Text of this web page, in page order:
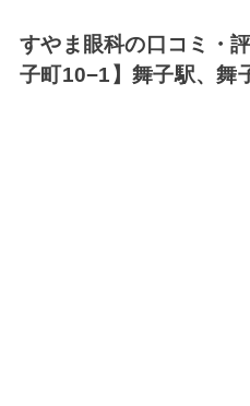
すやま眼科の口コミ・
子町10−1】舞子駅、舞